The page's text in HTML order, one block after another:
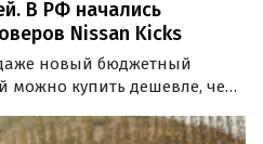
В РФ начались
Nissan Kicks
новый бюджетный
можно купить дешевле, чем
объявлений минимум 1